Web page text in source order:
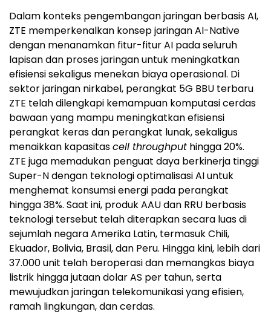
Dalam konteks pengembangan jaringan berbasis AI,
ZTE memperkenalkan konsep jaringan AI-Native
dengan menanamkan fitur-fitur AI pada seluruh
lapisan dan proses jaringan untuk meningkatkan
efisiensi sekaligus menekan biaya operasional. Di
sektor jaringan nirkabel, perangkat 5G BBU terbaru
ZTE telah dilengkapi kemampuan komputasi cerdas
bawaan yang mampu meningkatkan efisiensi
perangkat keras dan perangkat lunak, sekaligus
menaikkan kapasitascell throughput hingga 20%.
ZTE juga memadukan penguat daya berkinerja tinggi
Super-N dengan teknologi optimalisasi AI untuk
menghemat konsumsi energi pada perangkat
hingga 38%. Saat ini, produk AAU dan RRU berbasis
teknologi tersebut telah diterapkan secara luas di
sejumlah negara Amerika Latin, termasuk Chili,
Ekuador, Bolivia, Brasil, dan Peru. Hingga kini, lebih dari
37.000 unit telah beroperasi dan memangkas biaya
listrik hingga jutaan dolar AS per tahun, serta
mewujudkan jaringan telekomunikasi yang efisien,
ramah lingkungan, dan cerdas.